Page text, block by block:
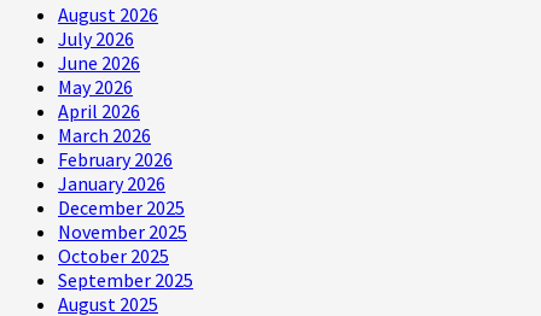
August 2026
July 2026
June 2026
May 2026
April 2026
March 2026
February 2026
January 2026
December 2025
November 2025
October 2025
September 2025
August 2025